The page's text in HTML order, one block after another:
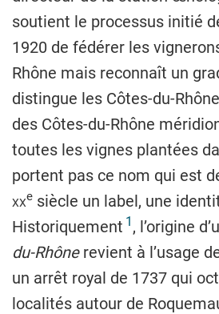
soutient le processus initié
1920 de fédérer les
Rhône mais reconnaît un
distingue les Côtes-du-
des Côtes-du-Rhône
toutes les vignes plantées
portent pas ce nom qui est
xxe siècle un label, une
Historiquement 1 , l’origine
du-Rhônerevient à l’usage
un arrêt royal de 1737 qui
localités autour de